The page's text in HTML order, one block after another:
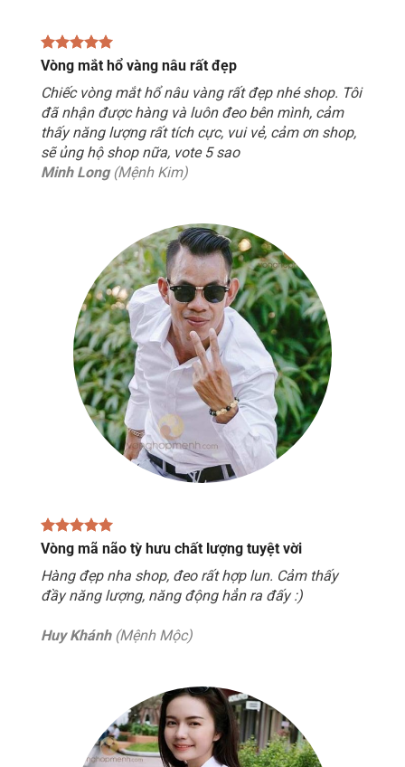
Vòng mắt hổ vàng nâu rất đẹp
Chiếc vòng mắt hổ nâu vàng rất đẹp nhé shop. Tôi
đã nhận được hàng và luôn đeo bên mình, cảm
thấy năng lượng rất tích cực, vui vẻ, cảm ơn shop,
sẽ ủng hộ shop nữa, vote 5 sao
Minh Long (Mệnh Kim)
Vòng mã não tỳ hưu chất lượng tuyệt vời
Hàng đẹp nha shop, đeo rất hợp lun. Cảm thấy
đầy năng lượng, năng động hẳn ra đấy :)
Huy Khánh(Mệnh Mộc)